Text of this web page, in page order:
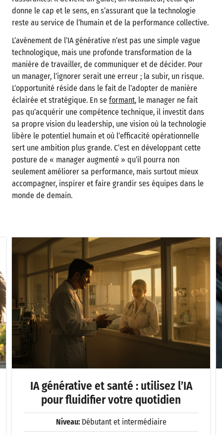
donne le cap et le sens, en s’assurant que la technologie
reste au service de l’humain et de la performance collective.
L’avènement de l’IA générative n’est pas une simple vague
technologique, mais une profonde transformation de la
manière de travailler, de communiquer et de décider. Pour
un manager, l’ignorer serait une erreur ; la subir, un risque.
L’opportunité réside dans le fait de l’adopter de manière
éclairée et stratégique. En se formant, le manager ne fait
pas qu’acquérir une compétence technique, il investit dans
sa propre vision du leadership, une vision où la technologie
libère le potentiel humain et où l’efficacité opérationnelle
sert une ambition plus grande. C’est en développant cette
posture de « manager augmenté » qu’il pourra non
seulement améliorer sa performance, mais surtout mieux
accompagner, inspirer et faire grandir ses équipes dans le
monde de demain.
IA générative et santé : utilisez l’IA
pour fluidifier votre quotidien
Niveau: Débutant et intermédiaire